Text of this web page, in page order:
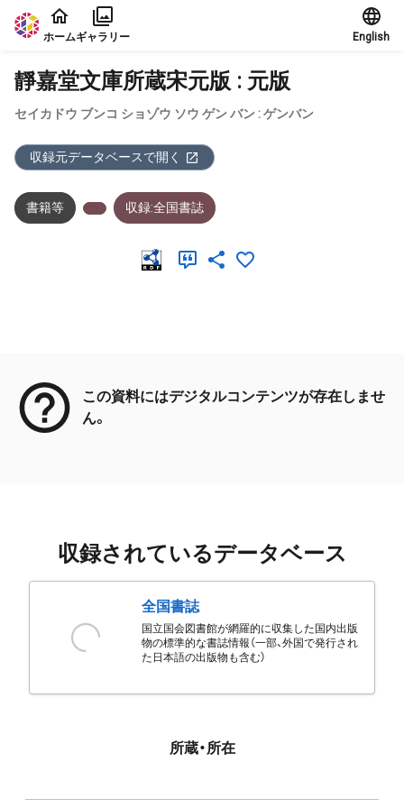
本文に飛ぶ
ホームギャラリー English
靜嘉堂文庫所蔵宋元版 : 元版
セイカドウ ブンコ ショゾウ ソウ ゲン バン : ゲンバン
収録元データベースで開く
書籍等 収録:全国書誌
この資料にはデジタルコンテンツが存在しませ
ん。
収録されているデータベース
全国書誌
国立国会図書館が網羅的に収集した国内出版
物の標準的な書誌情報（一部、外国で発行され
た日本語の出版物も含む）
所蔵・所在